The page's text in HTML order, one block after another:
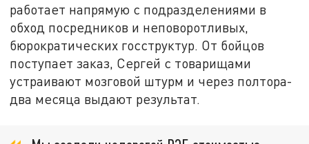
работает напрямую с подразделениями в
обход посредников и неповоротливых,
бюрократических госструктур. От бойцов
поступает заказ, Сергей с товарищами
устраивают мозговой штурм и через полтора-
два месяца выдают результат.